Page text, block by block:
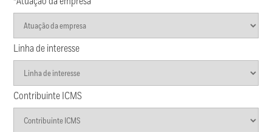
Linha de interesse
Contribuinte ICMS